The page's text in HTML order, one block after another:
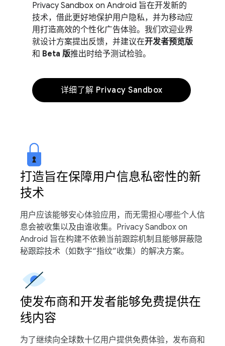
Privacy Sandbox on Android 旨在开发新的
技术，借此更好地保护用户隐私，并为移动应
用打造高效的个性化广告体验。我们欢迎业界
就设计方案提出反馈，并建议在开发者预览版
和 Beta 版推出时给予测试检验。
详细了解 Privacy Sandbox
打造旨在保障用户信息私密性的新
技术
用户应该能够安心体验应用，而无需担心哪些个人信
息会被收集以及由谁收集。Privacy Sandbox on
Android 旨在构建不依赖当前跟踪机制且能够屏蔽隐
秘跟踪技术（如数字“指纹”收集）的解决方案。
使发布商和开发者能够免费提供在
线内容
为了继续向全球数十亿用户提供免费体验，发布商和